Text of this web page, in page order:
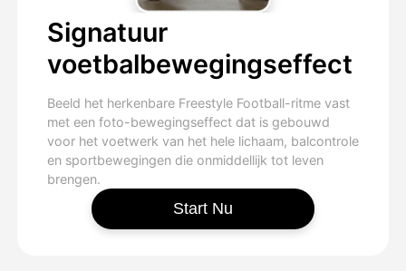
Signatuur
voetbalbewegingseffect
Beeld het herkenbare Freestyle Football-ritme vast
met een foto-bewegingseffect dat is gebouwd
voor het voetwerk van het hele lichaam, balcontrole
en sportbewegingen die onmiddellijk tot leven
brengen.
Start Nu